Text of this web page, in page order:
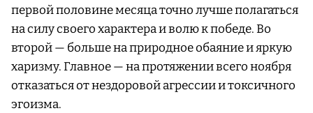
первой половине месяца точно лучше полагаться
на силу своего характера и волю к победе. Во
второй — больше на природное обаяние и яркую
харизму. Главное — на протяжении всего ноября
отказаться от нездоровой агрессии и токсичного
эгоизма.